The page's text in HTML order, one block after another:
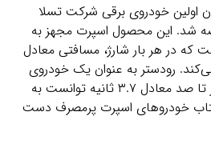
عنوان اولین خودروی برقی شرکت تسلا
شد. این محصول اسپرت مجهز به
که در هر بار شارژ، مسافتی معادل
می‌کند. رودستر به عنوان یک خودروی
برقی و پاک، با شتاب صفر تا صد معادل ۳.۷ ثانیه توانست به
خودروهای اسپرت پر‌مصرف دست